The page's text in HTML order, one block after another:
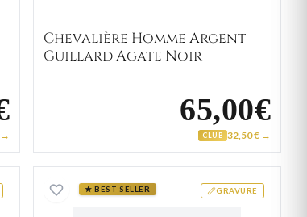
→
Chevalière Homme Argent
Guillard Agate Noir
65,00€
CLUB 32,50 € →
Argent Wiltord GRAVURE
★ BEST-SELLER Alliance Plaqué Or